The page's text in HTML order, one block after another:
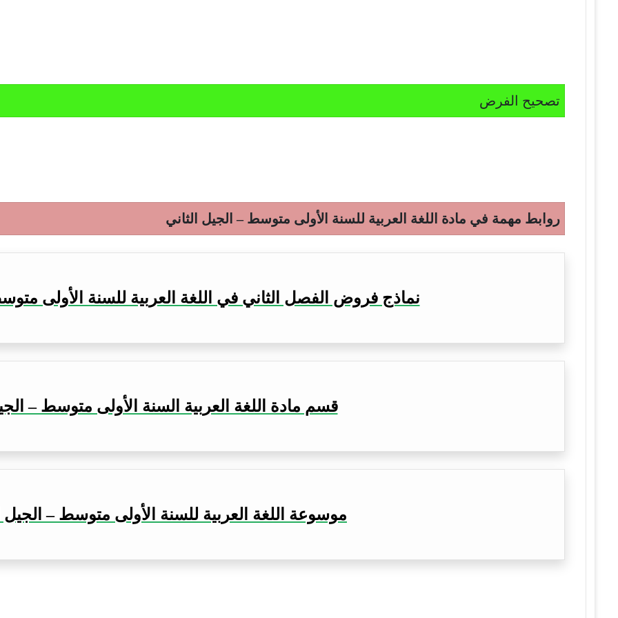
تصحيح الفرض
روابط مهمة في مادة اللغة العربية للسنة الأولى متوسط – الجيل الثاني
نماذج فروض الفصل الثاني في اللغة العربية للسنة الأولى
قسم مادة اللغة العربية السنة الأولى متوسط –
موسوعة اللغة العربية للسنة الأولى متوسط – الجيل